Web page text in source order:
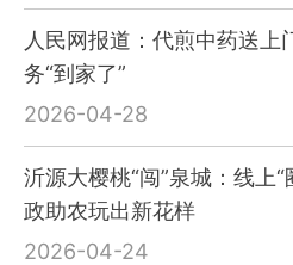
人民网报道：代煎中药送上
务“到家了”
2026-04-28
沂源大樱桃“闯”泉城：线上“
政助农玩出新花样
2026-04-24